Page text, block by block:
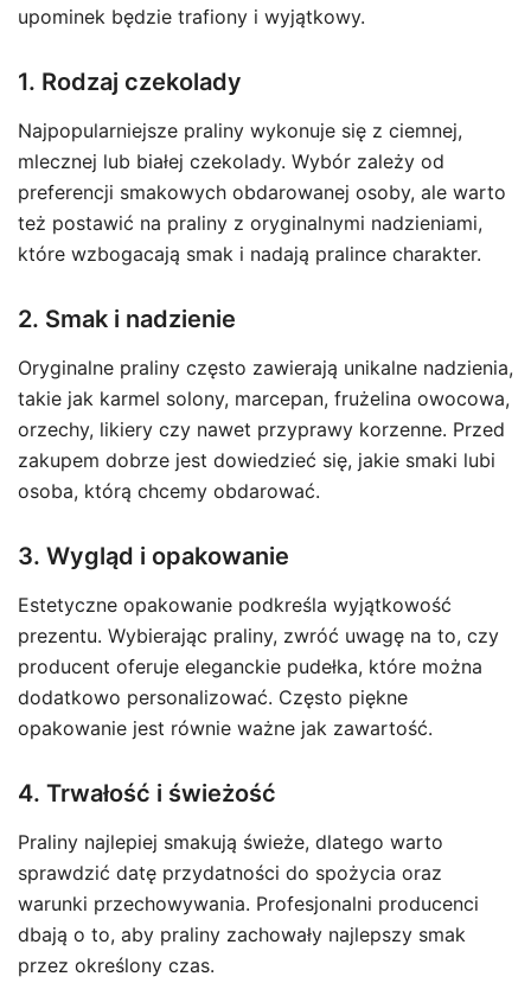
upominek będzie trafiony i wyjątkowy.
1. Rodzaj czekolady
Najpopularniejsze praliny wykonuje się z ciemnej,
mlecznej lub białej czekolady. Wybór zależy od
preferencji smakowych obdarowanej osoby, ale warto
też postawić na praliny z oryginalnymi nadzieniami,
które wzbogacają smak i nadają pralince charakter.
2. Smak i nadzienie
Oryginalne praliny często zawierają unikalne nadzienia,
takie jak karmel solony, marcepan, frużelina owocowa,
orzechy, likiery czy nawet przyprawy korzenne. Przed
zakupem dobrze jest dowiedzieć się, jakie smaki lubi
osoba, którą chcemy obdarować.
3. Wygląd i opakowanie
Estetyczne opakowanie podkreśla wyjątkowość
prezentu. Wybierając praliny, zwróć uwagę na to, czy
producent oferuje eleganckie pudełka, które można
dodatkowo personalizować. Często piękne
opakowanie jest równie ważne jak zawartość.
4. Trwałość i świeżość
Praliny najlepiej smakują świeże, dlatego warto
sprawdzić datę przydatności do spożycia oraz
warunki przechowywania. Profesjonalni producenci
dbają o to, aby praliny zachowały najlepszy smak
przez określony czas.